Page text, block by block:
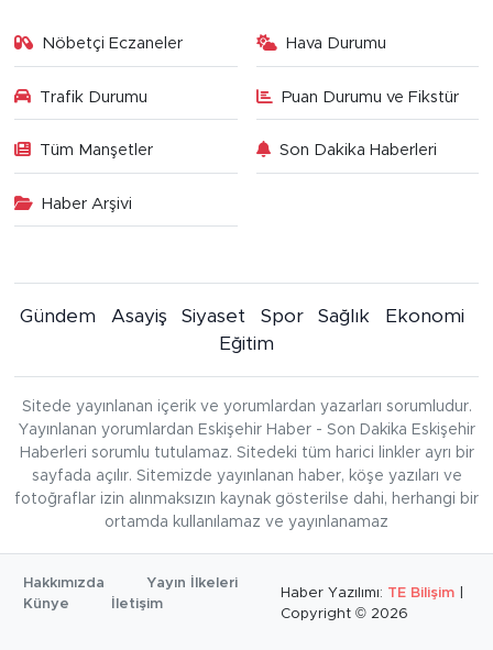
Nöbetçi Eczaneler Hava Durumu
Trafik Durumu Puan Durumu ve Fikstür
Tüm Manşetler Son Dakika Haberleri
Haber Arşivi
Gündem Asayiş Siyaset Spor Sağlık
Ekonomi
Eğitim
Sitede yayınlanan içerik ve yorumlardan yazarları sorumludur.
Yayınlanan yorumlardan Eskişehir Haber - Son Dakika Eskişehir
Haberleri sorumlu tutulamaz. Sitedeki tüm harici linkler ayrı bir
sayfada açılır. Sitemizde yayınlanan haber, köşe yazıları ve
fotoğraflar izin alınmaksızın kaynak gösterilse dahi, herhangi bir
ortamda kullanılamaz ve yayınlanamaz
Hakkımızda
Yayın İlkeleri
Künye
İletişim
Haber Yazılımı: TE Bilişim
Copyright © 2026